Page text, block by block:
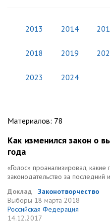
2013 2014
2018 2019
2023 2024
Материалов: 78
Как изменился закон о
года
«Голос» проанализировал,
законодательство за последний
Доклад
Законотворчество
Выборы 18 марта 2018
Российская Федерация
14.12.2017